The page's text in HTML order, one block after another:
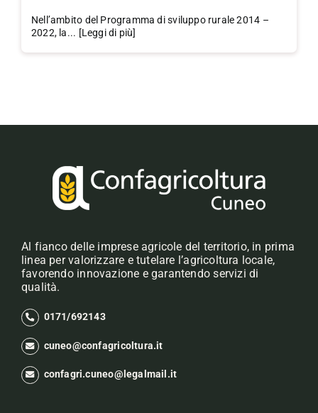
Nell’ambito del Programma di sviluppo rurale 2014 –
2022, la... [Leggi di più]
Al fianco delle imprese agricole del territorio, in prima
linea per valorizzare e tutelare l’agricoltura locale,
favorendo innovazione e garantendo servizi di
qualità.
0171/692143
cuneo@confagricoltura.it
confagri.cuneo@legalmail.it